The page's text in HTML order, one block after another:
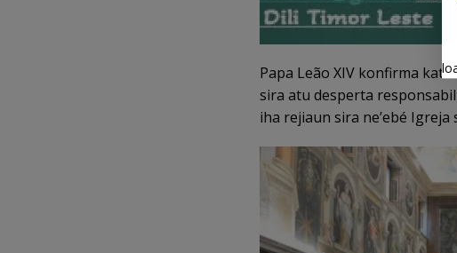
Papa Leão XIV konfirma
sira atu desperta
iha rejiaun sira ne’ebé